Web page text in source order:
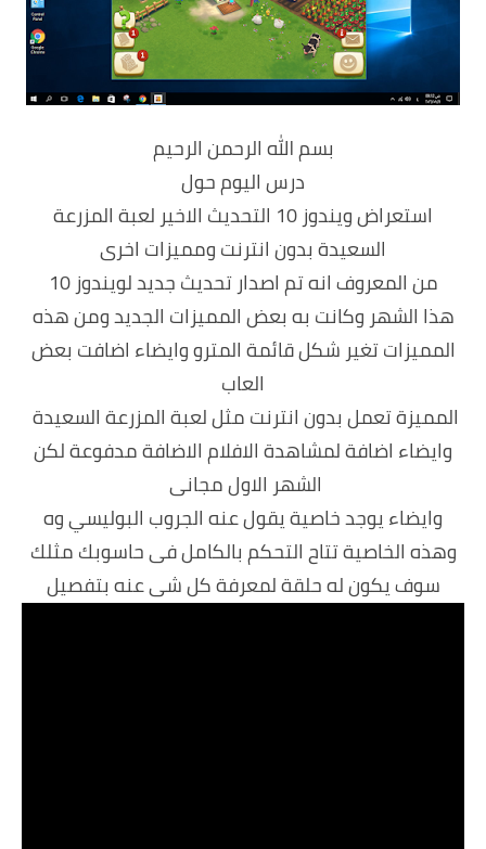
مراجعات
الربح من الانترنت
الحماية
بسم الله الرحمن الرحيم
درس اليوم حول
استعراض ويندوز 10 التحديث الاخير لعبة المزرعة
السعيدة بدون انترنت ومميزات اخرى
من المعروف انه تم اصدار تحديث جديد لويندوز 10
هذا الشهر وكانت به بعض المميزات الجديد ومن هذه
المميزات تغير شكل قائمة المترو وايضاء اضافت بعض
العاب
المميزة تعمل بدون انترنت مثل لعبة المزرعة السعيدة
وايضاء اضافة لمشاهدة الافلام الاضافة مدفوعة لكن
الشهر الاول مجانى
وايضاء يوجد خاصية يقول عنه الجروب البوليسي وه
وهذه الخاصية تتاح التحكم بالكامل فى حاسوبك مثلك
سوف يكون له حلقة لمعرفة كل شى عنه بتفصيل